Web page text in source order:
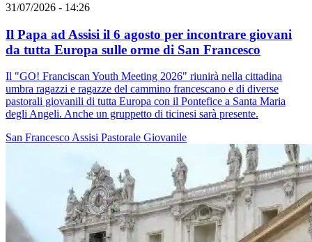
31/07/2026 - 14:26
Il Papa ad Assisi il 6 agosto per incontrare giovani
da tutta Europa sulle orme di San Francesco
Il "GO! Franciscan Youth Meeting 2026" riunirà nella cittadina
umbra ragazzi e ragazze del cammino francescano e di diverse
pastorali giovanili di tutta Europa con il Pontefice a Santa Maria
degli Angeli. Anche un gruppetto di ticinesi sarà presente.
San Francesco Assisi Pastorale Giovanile